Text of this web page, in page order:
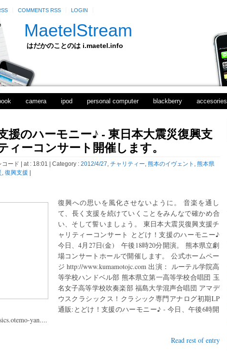
COMMENTS RSS LOGIN
MaetelStream
はだかのことのは i.maetel.info
camera ipod personal computer blackberry accesories
援のハーモニー♪ - 東日本大震災復興支
ィーコンサート開催します。
コード | at : 18:01 | Category : 2012/4/27, チャリティー, 熊本のイヴェント , 熊本県
, 復興支援
復興への思いを風化させないように。 音楽を通し
て、長く支援を続けていくことをみんなで確かめ合
い、そして誓いましょう。 東日本大震災復興支援チ
ャリティーコンサート とどけ！支援のハーモニー♪
今日、4月27日(金) 午後18時20分開演。 熊本県立劇
場コンサートホールで開催します。 公式ホームペー
ジ http://www.kumamotojc.com 出演： ルーテル学院高
等学校ハンドベル部 熊本県立第一高等学校合唱団 玉
名女子高等学校吹奏楽部 福島大学混声合唱団 アマデ
ウスクラシックス！クラシック専門アナログ初期LP
通販:とどけ！支援のハーモニー♪ - 今日、午後6時開
yan....
Read rest of entry
稿